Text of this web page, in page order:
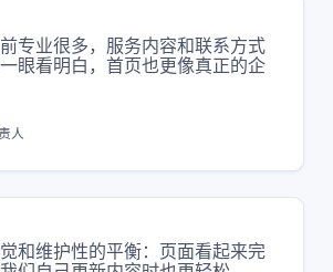
专业很多，服务内容和联系方式
眼看明白，首页也更像真正的企
人
和维护性的平衡：页面看起来完